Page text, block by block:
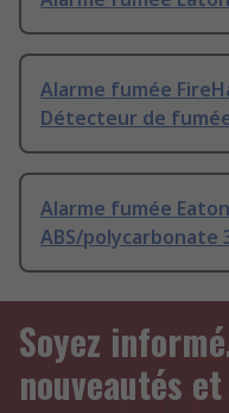
Alarme fumée
Détecteur de
Alarme fumée
ABS/polycarbonate
Soyez
nouveautés